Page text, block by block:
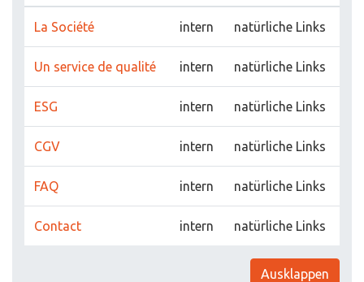
La Société intern natürliche Links
Un service de qualité intern natürliche Links
ESG intern natürliche Links
CGV intern natürliche Links
FAQ intern natürliche Links
Contact intern natürliche Links
Ausklappen